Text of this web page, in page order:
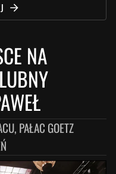
NA
PAŁAC GOETZ